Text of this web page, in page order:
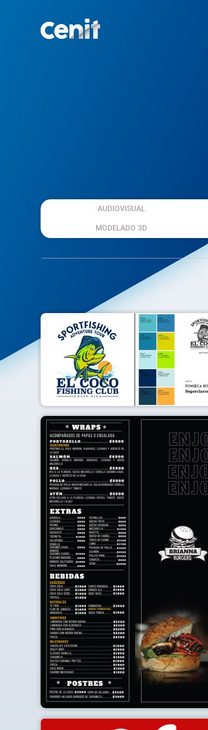
AUDIOVISUAL
MODELADO 3D